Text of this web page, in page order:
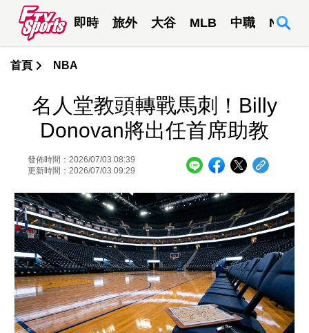
即時 旅外 大谷 MLB 中職 NBA
首頁 NBA
名人堂教頭轉戰馬刺！Billy
Donovan將出任首席助教
發佈時間：2026/07/03 08:39
更新時間：2026/07/03 09:29